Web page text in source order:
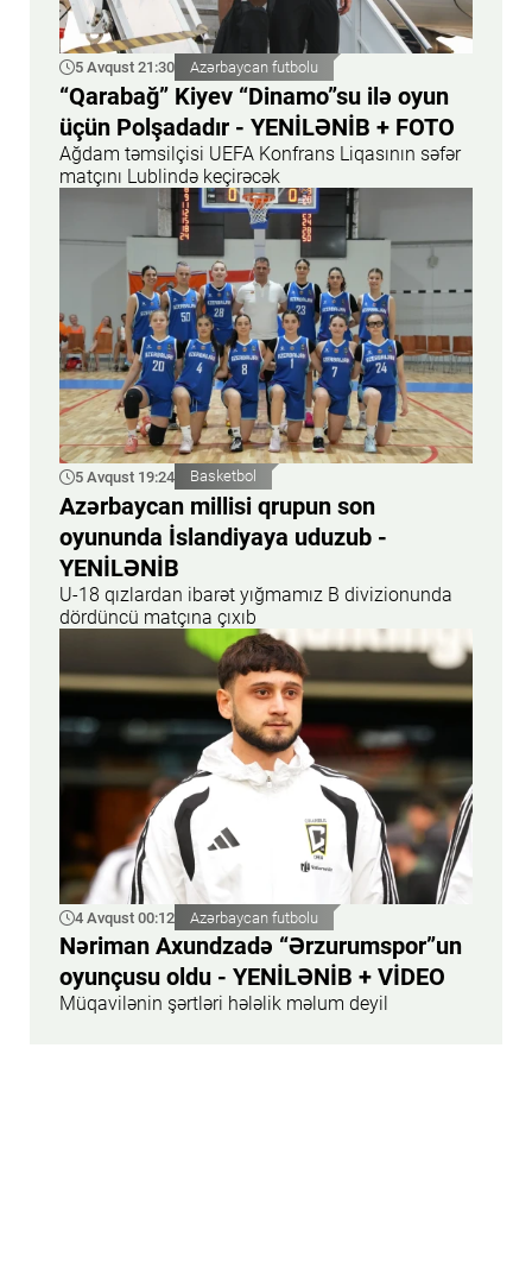
5 Avqust 21:30 Azərbaycan futbolu
“Qarabağ” Kiyev “Dinamo”su ilə oyun
üçün Polşadadır - YENİLƏNİB + FOTO
Ağdam təmsilçisi UEFA Konfrans Liqasının səfər
matçını Lublində keçirəcək
5 Avqust 19:24 Basketbol
Azərbaycan millisi qrupun son
oyununda İslandiyaya uduzub -
YENİLƏNİB
U-18 qızlardan ibarət yığmamız B divizionunda
dördüncü matçına çıxıb
4 Avqust 00:12 Azərbaycan futbolu
Nəriman Axundzadə “Ərzurumspor”un
oyunçusu oldu - YENİLƏNİB + VİDEO
Müqavilənin şərtləri hələlik məlum deyil